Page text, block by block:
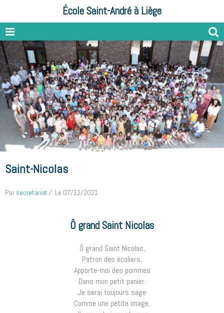
École Saint-André à Liège
Saint-Nicolas
Par secretariat Le 07/12/2021
Ô grand Saint Nicolas
Ô grand Saint Nicolas,
Patron des écoliers,
Apporte-moi des pommes
Dans mon petit panier.
Je serai toujours sage
Comme une petite image.